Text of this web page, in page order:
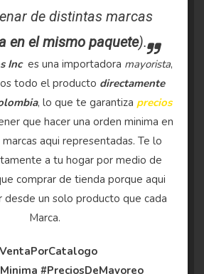
de distintas marcas
en el mismo paquete).
Inc es una importadora mayorista,
todo el producto directamente
, lo que te garantiza precios
que hacer una orden minima en
aqui representadas. Te lo
a tu hogar por medio de
comprar de tienda porque aqui
desde un solo producto que cada
Marca.
#PreciosDeMayoreo